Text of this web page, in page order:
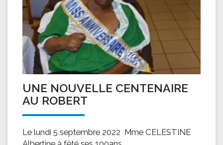
UNE NOUVELLE CENTENAIRE
AU ROBERT
Le lundi 5 septembre 2022 Mme CELESTINE